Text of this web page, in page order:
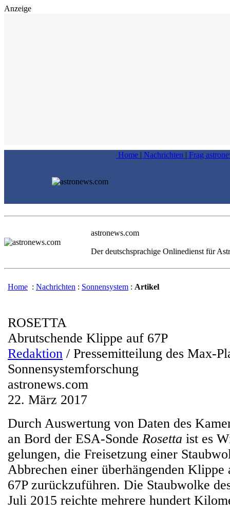
Anzeige
Home | Nachrichten | Frag
astronews.com
Der deutschsprachige Onlinedienst für
Home : Nachrichten : Sonnensystem : Artikel
ROSETTA
Abrutschende Klippe auf 67P
Redaktion / Pressemitteilung des Max-
Sonnensystemforschung
astronews.com
22. März 2017
Durch Auswertung von Daten des
an Bord der ESA-Sonde Rosetta ist es
gelungen, die Freisetzung einer
Abbrechen einer überhängenden Klippe
67P zurückzuführen. Die Staubwolke
Juli 2015 reichte mehrere hundert